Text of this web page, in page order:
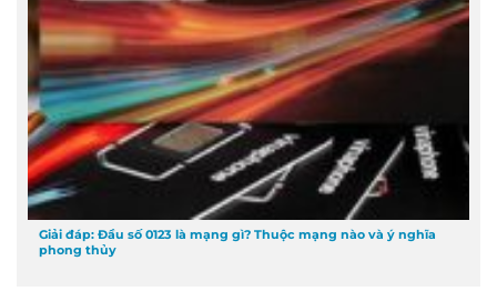
Giải đáp: Đầu số 0123 là mạng gì? Thuộc mạng nào và ý nghĩa
phong thủy